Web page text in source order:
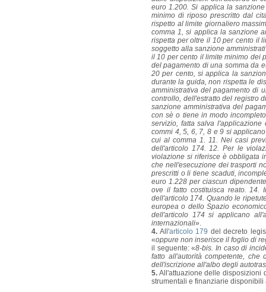
euro 1.200. Si applica la
minimo di riposo prescritto dal
rispetto al limite giornaliero
comma 1, si applica la sanzione
rispetta per oltre il 10 per cento il
soggetto alla sanzione
il 10 per cento il limite minimo dei
del pagamento di una somma da
20 per cento, si applica la
durante la guida, non rispetta le
amministrativa del pagamento di
controllo, dell'estratto del registro
sanzione amministrativa del
con sè o tiene in modo
servizio, fatta salva
commi 4, 5, 6, 7, 8 e 9 si
cui al comma 1. 11. Nei casi
dell'articolo 174. 12. Per le
violazione si riferisce è obbligata
che nell'esecuzione dei trasporti
prescritti o li tiene scaduti,
euro 1.228 per ciascun
ove il fatto costituisca reato.
dell'articolo 174. Quando le
europea o dello Spazio
dell'articolo 174 si applicano
internazionali».
4. All'articolo 179 del decreto
«oppure non inserisce il foglio di
il seguente: «8-bis. In caso di
fatto all'autorità competente,
dell'iscrizione all'albo degli
5. All'attuazione delle disposizioni
strumentali e finanziarie